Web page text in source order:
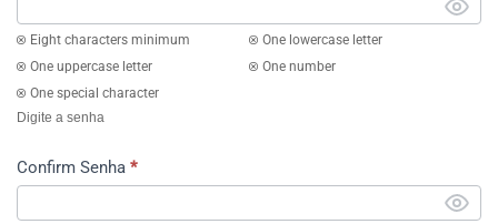
Eight characters minimum
One lowercase letter
One uppercase letter
One number
One special character
Digite a senha
Confirm Senha *